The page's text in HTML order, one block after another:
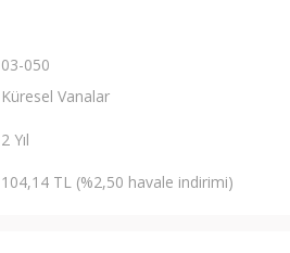
03-050
Küresel Vanalar
2 Yıl
104,14 TL (%2,50 havale indirimi)